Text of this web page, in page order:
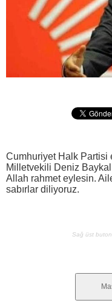
Cumhuriyet Halk Partisi
Milletvekili Deniz
Allah rahmet eylesin.
sabırlar diliyoruz.
Sağ üst